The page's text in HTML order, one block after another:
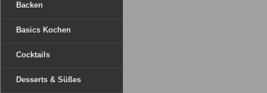
Backen
Basics Kochen
Cocktails
Desserts & Süßes